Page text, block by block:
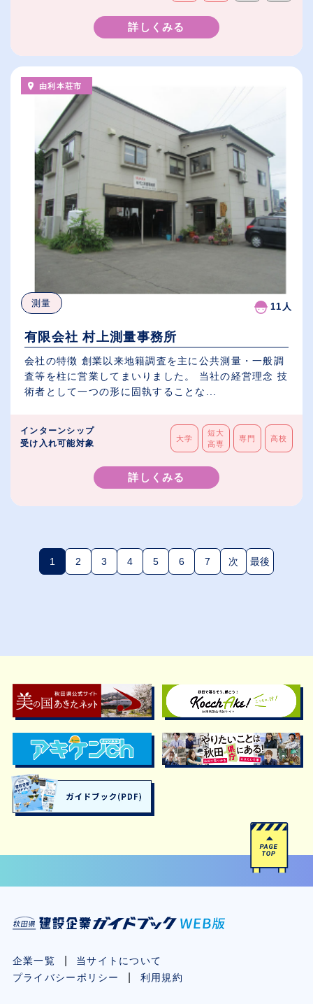
詳しくみる
由利本荘市
測量 11人
有限会社 村上測量事務所
会社の特徴 創業以来地籍調査を主に公共測量・一般調
査等を柱に営業してまいりました。 当社の経営理念 技
術者として一つの形に固執することな...
インターンシップ
受け入れ可能対象
大学
短大
高専
専門 高校
詳しくみる
1(現在のページ)
2 3 4 5 6 7 次 最後
企業一覧
当サイトについて
プライバシーポリシー
利用規約